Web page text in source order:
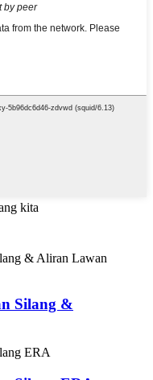
kita
Silang &